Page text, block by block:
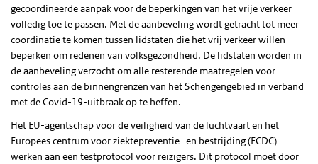
gecoördineerde aanpak voor de beperkingen van het vrije verkeer
volledig toe te passen. Met de aanbeveling wordt getracht tot meer
coördinatie te komen tussen lidstaten die het vrij verkeer willen
beperken om redenen van volksgezondheid. De lidstaten worden in
de aanbeveling verzocht om alle resterende maatregelen voor
controles aan de binnengrenzen van het Schengengebied in verband
met de Covid-19-uitbraak op te heffen.
Het EU-agentschap voor de veiligheid van de luchtvaart en het
Europees centrum voor ziektepreventie- en bestrijding (ECDC)
werken aan een testprotocol voor reizigers. Dit protocol moet door